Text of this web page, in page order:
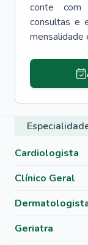
conte com
consultas e
mensalidade
Cardiologista
Clínico Geral
Geriatra